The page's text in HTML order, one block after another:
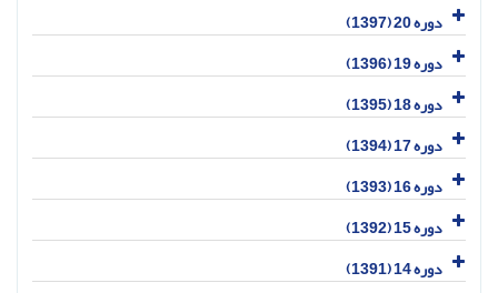
دوره 20 (1397)
دوره 19 (1396)
دوره 18 (1395)
دوره 17 (1394)
دوره 16 (1393)
دوره 15 (1392)
دوره 14 (1391)